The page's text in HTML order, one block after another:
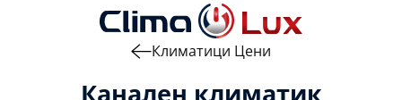
Канален климатик
Климатици Цени